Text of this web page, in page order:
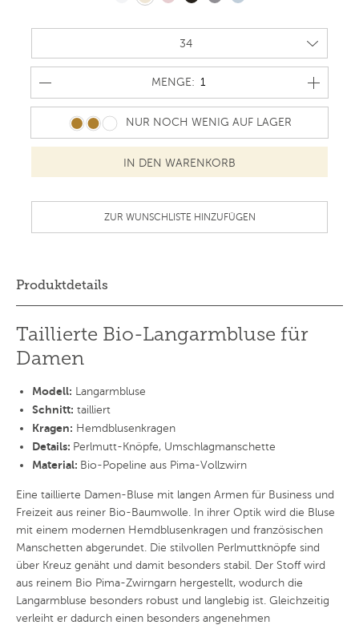
MENGE: MENGE
NUR NOCH WENIG AUF LAGER
ZUR WUNSCHLISTE HINZUFÜGEN
Produktdetails
Taillierte Bio-Langarmbluse für
Damen
Modell: Langarmbluse
Schnitt: tailliert
Kragen: Hemdblusenkragen
Details: Perlmutt-Knöpfe, Umschlagmanschette
Material: Bio-Popeline aus Pima-Vollzwirn
Eine taillierte Damen-Bluse mit langen Armen für Business und
Freizeit aus reiner Bio-Baumwolle. In ihrer Optik wird die Bluse
mit einem modernen Hemdblusenkragen und französischen
Manschetten abgerundet. Die stilvollen Perlmuttknöpfe sind
über Kreuz genäht und damit besonders stabil. Der Stoff wird
aus reinem Bio Pima-Zwirngarn hergestellt, wodurch die
Langarmbluse besonders robust und langlebig ist. Gleichzeitig
verleiht er dadurch einen besonders angenehmen